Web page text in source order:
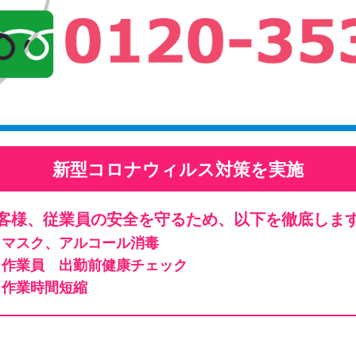
新型コロナウィルス対策を実施
様、従業員の安全を守るため、以下を徹底しま
マスク、アルコール消毒
作業員 出勤前健康チェック
作業時間短縮